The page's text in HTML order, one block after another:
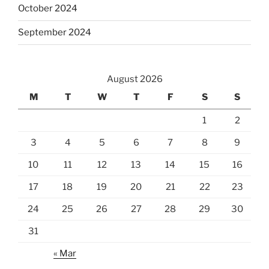
October 2024
September 2024
August 2026
M
T W T F S S
1 2
3 4 5 6 7 8 9
10 11 12 13 14 15 16
17 18 19 20 21 22 23
24 25 26 27 28 29 30
31
« Mar